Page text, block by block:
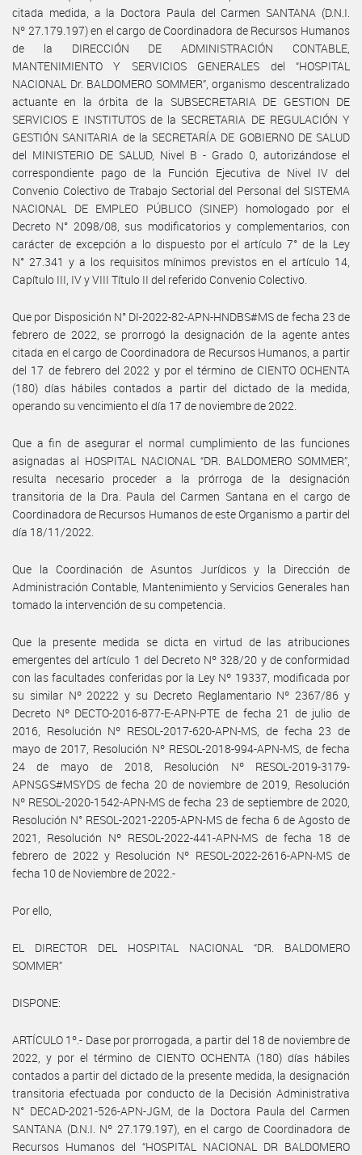
citada medida, a la Doctora Paula del Carmen SANTANA (D.N.I.
Nº 27.179.197) en el cargo de Coordinadora de Recursos Humanos
de la DIRECCIÓN DE ADMINISTRACIÓN CONTABLE,
MANTENIMIENTO Y SERVICIOS GENERALES del “HOSPITAL
NACIONAL Dr. BALDOMERO SOMMER”, organismo descentralizado
actuante en la órbita de la SUBSECRETARIA DE GESTION DE
SERVICIOS E INSTITUTOS de la SECRETARIA DE REGULACIÓN Y
GESTIÓN SANITARIA de la SECRETARÍA DE GOBIERNO DE SALUD
del MINISTERIO DE SALUD, Nivel B - Grado 0, autorizándose el
correspondiente pago de la Función Ejecutiva de Nivel IV del
Convenio Colectivo de Trabajo Sectorial del Personal del SISTEMA
NACIONAL DE EMPLEO PÚBLICO (SINEP) homologado por el
Decreto N° 2098/08, sus modificatorios y complementarios, con
carácter de excepción a lo dispuesto por el artículo 7° de la Ley
N° 27.341 y a los requisitos mínimos previstos en el artículo 14,
Capítulo III, IV y VIII Título II del referido Convenio Colectivo.
Que por Disposición N° DI-2022-82-APN-HNDBS#MS de fecha 23 de
febrero de 2022, se prorrogó la designación de la agente antes
citada en el cargo de Coordinadora de Recursos Humanos, a partir
del 17 de febrero del 2022 y por el término de CIENTO OCHENTA
(180) días hábiles contados a partir del dictado de la medida,
operando su vencimiento el día 17 de noviembre de 2022.
Que a fin de asegurar el normal cumplimiento de las funciones
asignadas al HOSPITAL NACIONAL “DR. BALDOMERO SOMMER”,
resulta necesario proceder a la prórroga de la designación
transitoria de la Dra. Paula del Carmen Santana en el cargo de
Coordinadora de Recursos Humanos de este Organismo a partir del
día 18/11/2022.
Que la Coordinación de Asuntos Jurídicos y la Dirección de
Administración Contable, Mantenimiento y Servicios Generales han
tomado la intervención de su competencia.
Que la presente medida se dicta en virtud de las atribuciones
emergentes del artículo 1 del Decreto Nº 328/20 y de conformidad
con las facultades conferidas por la Ley Nº 19337, modificada por
su similar Nº 20222 y su Decreto Reglamentario Nº 2367/86 y
Decreto Nº DECTO-2016-877-E-APN-PTE de fecha 21 de julio de
2016, Resolución Nº RESOL-2017-620-APN-MS, de fecha 23 de
mayo de 2017, Resolución Nº RESOL-2018-994-APN-MS, de fecha
24 de mayo de 2018, Resolución Nº RESOL-2019-3179-
APNSGS#MSYDS de fecha 20 de noviembre de 2019, Resolución
Nº RESOL-2020-1542-APN-MS de fecha 23 de septiembre de 2020,
Resolución N° RESOL-2021-2205-APN-MS de fecha 6 de Agosto de
2021, Resolución Nº RESOL-2022-441-APN-MS de fecha 18 de
febrero de 2022 y Resolución Nº RESOL-2022-2616-APN-MS de
fecha 10 de Noviembre de 2022.-
Por ello,
EL DIRECTOR DEL HOSPITAL NACIONAL “DR. BALDOMERO
SOMMER”
DISPONE:
ARTÍCULO 1º.- Dase por prorrogada, a partir del 18 de noviembre de
2022, y por el término de CIENTO OCHENTA (180) días hábiles
contados a partir del dictado de la presente medida, la designación
transitoria efectuada por conducto de la Decisión Administrativa
N° DECAD-2021-526-APN-JGM, de la Doctora Paula del Carmen
SANTANA (D.N.I. Nº 27.179.197), en el cargo de Coordinadora de
Recursos Humanos del “HOSPITAL NACIONAL DR BALDOMERO